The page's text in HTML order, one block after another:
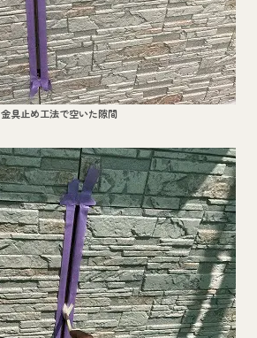
金具止め工法で空いた隙間